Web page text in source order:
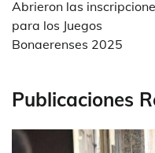
entradas
Abrieron las
para los Juegos
Bonaerenses 2025
Publicaciones